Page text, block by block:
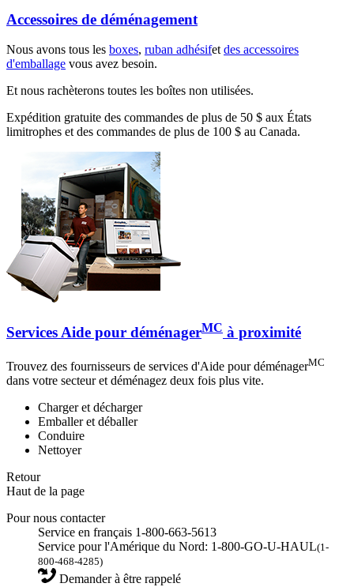
Accessoires de déménagement
Nous avons tous les boxes, ruban adhésifetdes accessoires
d'emballage vous avez besoin.
Et nous rachèterons toutes les boîtes non utilisées.
Expédition gratuite des commandes de plus de 50 $ aux États
limitrophes et des commandes de plus de 100 $ au Canada.
Services Aide pour déménagerMC à proximité
Trouvez des fournisseurs de services d'Aide pour déménagerMC
dans votre secteur et déménagez deux fois plus vite.
Charger et décharger
Emballer et déballer
Conduire
Nettoyer
Retour
Haut de la page
Pour nous contacter
Service en français 1-800-663-5613
Service pour l'Amérique du Nord: 1-800-GO-U-HAUL(1-
800-468-4285)
Demander à être rappelé